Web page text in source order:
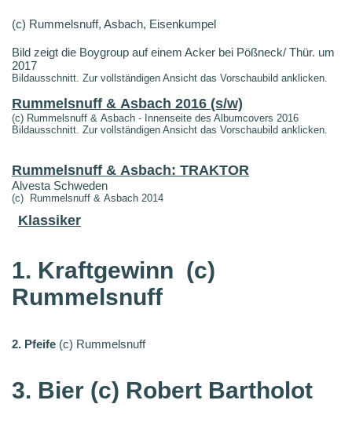
(c) Rummelsnuff, Asbach, Eisenkumpel
Bild zeigt die Boygroup auf einem Acker bei Pößneck/ Thür. um
2017
Bildausschnitt. Zur vollständigen Ansicht das Vorschaubild anklicken.
Rummelsnuff & Asbach 2016 (s/w)
(c) Rummelsnuff & Asbach - Innenseite des Albumcovers 2016
Bildausschnitt. Zur vollständigen Ansicht das Vorschaubild anklicken.
Rummelsnuff & Asbach: TRAKTOR
Alvesta Schweden
(c) Rummelsnuff & Asbach 2014
Klassiker
1. Kraftgewinn (c)
Rummelsnuff
2. Pfeife (c) Rummelsnuff
3. Bier (c) Robert Bartholot